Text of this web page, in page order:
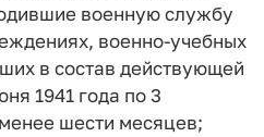
военную службу
военно-учебных
в состав действующей
1941 года по 3
шести месяцев;